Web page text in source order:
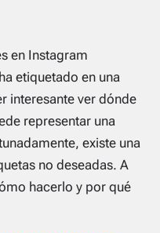
en Instagram
etiquetado en una
interesante ver dónde
representar una
existe una
no deseadas. A
hacerlo y por qué